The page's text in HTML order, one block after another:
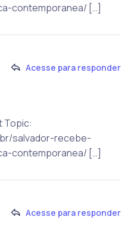
contemporanea/ […]
Acesse para responder
Topic:
salvador-recebe-
contemporanea/ […]
Acesse para responder